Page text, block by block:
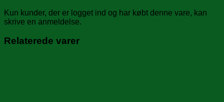
Kun kunder, der er logget ind og har købt denne vare, kan
skrive en anmeldelse.
Relaterede varer